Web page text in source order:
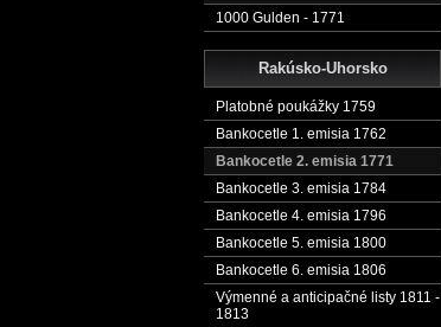
1000 Gulden - 1771
Rakúsko-Uhorsko
Platobné poukážky 1759
Bankocetle 1. emisia 1762
Bankocetle 2. emisia 1771
Bankocetle 3. emisia 1784
Bankocetle 4. emisia 1796
Bankocetle 5. emisia 1800
Bankocetle 6. emisia 1806
Výmenné a anticipačné listy 1811 -
1813